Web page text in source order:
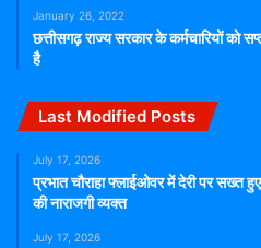
January 26, 2022
छत्तीसगढ़ राज्य सरकार के कर्मचारियों को
है
Last Modified Posts
July 17, 2026
प्रभात चौराहा फ्लाईओवर में देरी पर सख्त
की नाराजगी व्यक्त
July 17, 2026